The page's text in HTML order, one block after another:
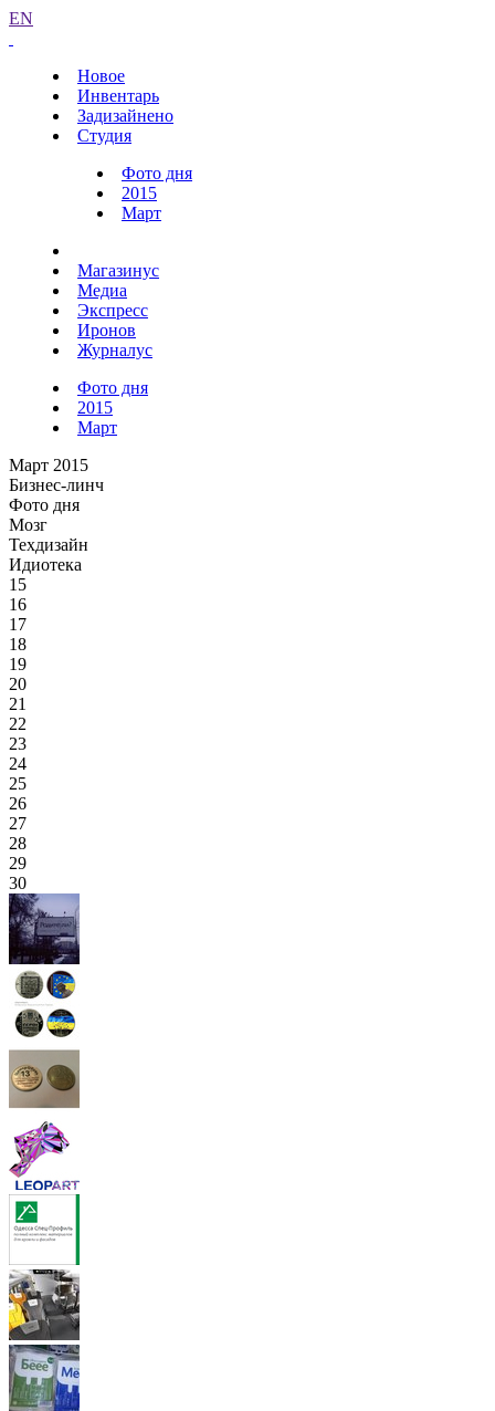
EN
Новое
Инвентарь
Задизайнено
Студия
Фото дня
2015
Март
Магазинус
Медиа
Экспресс
Иронов
Журналус
Фото дня
2015
Март
Март 2015
Бизнес-линч
Фото дня
Мозг
Техдизайн
Идиотека
15
16
17
18
19
20
21
22
23
24
25
26
27
28
29
30